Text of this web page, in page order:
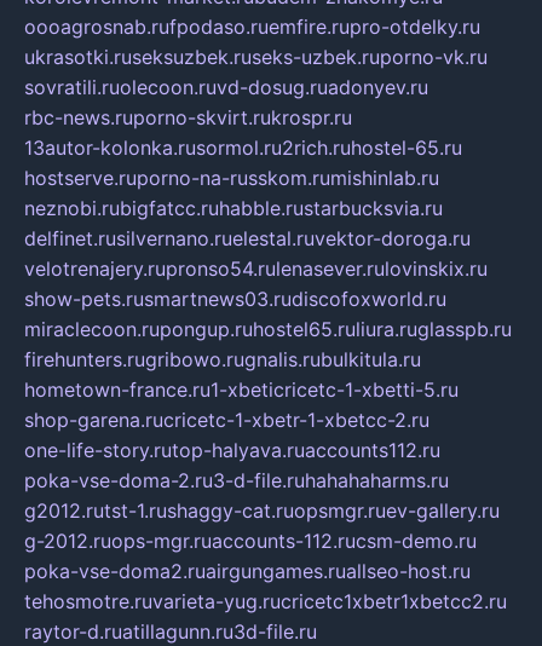
oooagrosnab.rufpodaso.ruemfire.rupro-otdelky.ru
ukrasotki.ruseksuzbek.ruseks-uzbek.ruporno-vk.ru
sovratili.ruolecoon.ruvd-dosug.ruadonyev.ru
rbc-news.ruporno-skvirt.rukrospr.ru
13autor-kolonka.rusormol.ru2rich.ruhostel-65.ru
hostserve.ruporno-na-russkom.rumishinlab.ru
neznobi.rubigfatcc.ruhabble.rustarbucksvia.ru
delfinet.rusilvernano.ruelestal.ruvektor-doroga.ru
velotrenajery.rupronso54.rulenasever.rulovinskix.ru
show-pets.rusmartnews03.rudiscofoxworld.ru
miraclecoon.rupongup.ruhostel65.ruliura.ruglasspb.ru
firehunters.rugribowo.rugnalis.rubulkitula.ru
hometown-france.ru1-xbeticricetc-1-xbetti-5.ru
shop-garena.rucricetc-1-xbetr-1-xbetcc-2.ru
one-life-story.rutop-halyava.ruaccounts112.ru
poka-vse-doma-2.ru3-d-file.ruhahahaharms.ru
g2012.rutst-1.rushaggy-cat.ruopsmgr.ruev-gallery.ru
g-2012.ruops-mgr.ruaccounts-112.rucsm-demo.ru
poka-vse-doma2.ruairgungames.ruallseo-host.ru
tehosmotre.ruvarieta-yug.rucricetc1xbetr1xbetcc2.ru
raytor-d.ruatillagunn.ru3d-file.ru